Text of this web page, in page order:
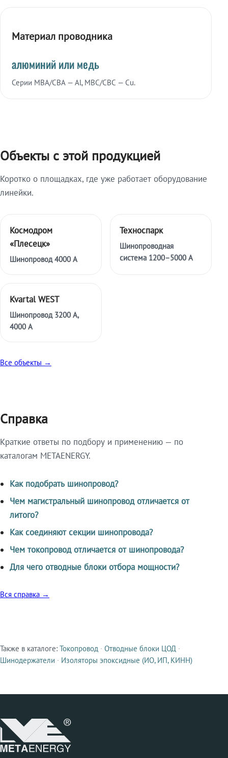
Материал проводника
алюминий или медь
Серии МВА/СВА — Al, МВС/СВС — Cu.
Объекты с этой продукцией
Коротко о площадках, где уже работает оборудование
линейки.
Космодром
«Плесецк»
Шинопровод 4000 А
Техноспарк
Шинопроводная
система 1200–5000 А
Kvartal WEST
Шинопровод 3200 А,
4000 А
Все объекты →
Справка
Краткие ответы по подбору и применению — по
каталогам METAENERGY.
Как подобрать шинопровод?
Чем магистральный шинопровод отличается от
литого?
Как соединяют секции шинопровода?
Чем токопровод отличается от шинопровода?
Для чего отводные блоки отбора мощности?
Вся справка →
Смежные продукты
Также в каталоге: Токопровод · Отводные блоки ЦОД ·
Шинодержатели · Изоляторы эпоксидные (ИО, ИП, КИНН)